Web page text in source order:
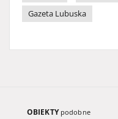
Gazeta Lubuska
OBIEKTY podobne